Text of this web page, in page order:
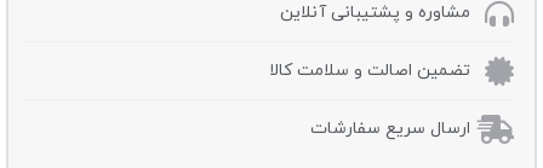
مشاوره و پشتیبانی آنلاین
تضمین اصالت و سلامت کالا
ارسال سریع سفارشات